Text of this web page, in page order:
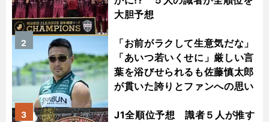
大胆予想
「お前がラクして生意気だな」
「あいつ若いくせに」厳しい言
葉を浴びせられるも佐藤慎太郎
が貫いた誇りとファンへの思い
2
J1全順位予想 識者５人が推す
3